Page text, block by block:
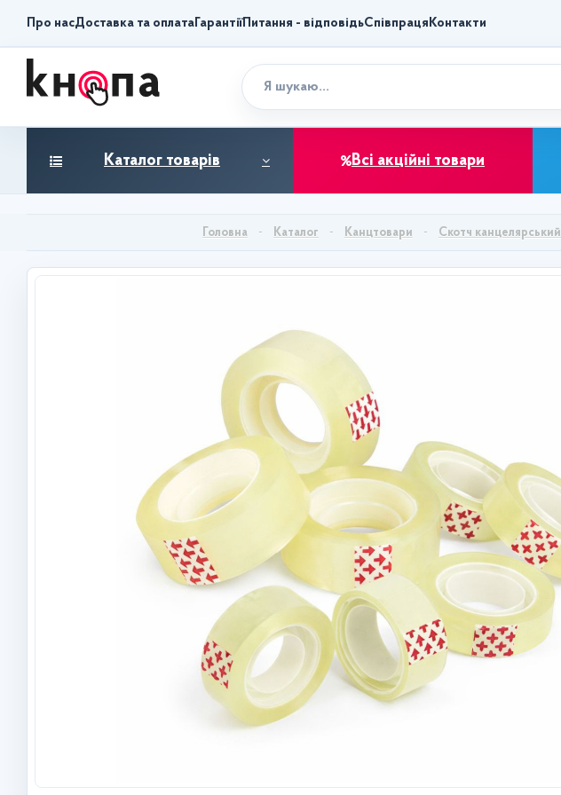
Про насДоставка та оплата ГарантіїПитання - відповідьСпівпраця Контакти
Каталог товарів Всі акційні товари
Каталог Канцтовари Скотч канцелярський